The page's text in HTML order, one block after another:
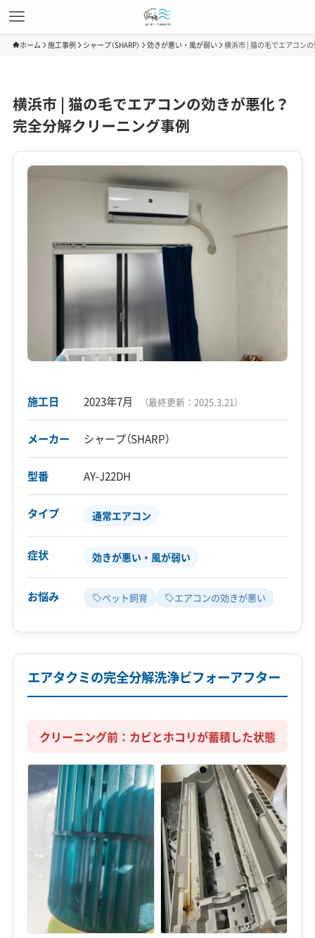
ホーム 施工事例 シャープ（SHARP） 効きが悪い・風が弱い 横浜市 | 猫の毛でエアコン
横浜市 | 猫の毛でエアコンの効きが悪化？
完全分解クリーニング事例
施工日 2023年7月 （最終更新： 2025.3.21）
メーカー シャープ（SHARP）
型番 AY-J22DH
タイプ 通常エアコン
症状 効きが悪い・風が弱い
お悩み ペット飼育 エアコンの効きが悪い
エアタクミの完全分解洗浄ビフォーアフター
クリーニング前：カビとホコリが蓄積した状態